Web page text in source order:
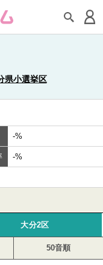
県小選挙区
-%
-%
大分2区
50音順